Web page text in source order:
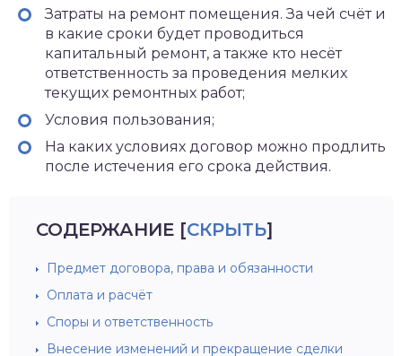
Затраты на ремонт помещения. За чей счёт и
в какие сроки будет проводиться
капитальный ремонт, а также кто несёт
ответственность за проведения мелких
текущих ремонтных работ;
Условия пользования;
На каких условиях договор можно продлить
после истечения его срока действия.
СОДЕРЖАНИЕ [СКРЫТЬ]
Предмет договора, права и обязанности
Оплата и расчёт
Споры и ответственность
Внесение изменений и прекращение сделки